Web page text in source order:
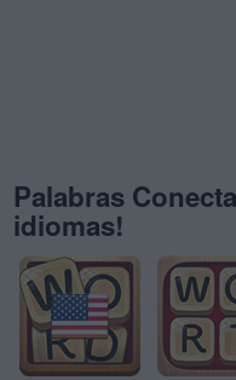
Palabras
idiomas!